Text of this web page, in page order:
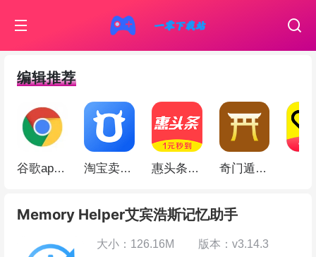
编辑推荐
谷歌app(Google Chrome) 淘宝卖家版app 惠头条app 奇门遁甲app
Memory Helper艾宾浩斯记忆助手
大小：126.16M 版本：v3.14.3